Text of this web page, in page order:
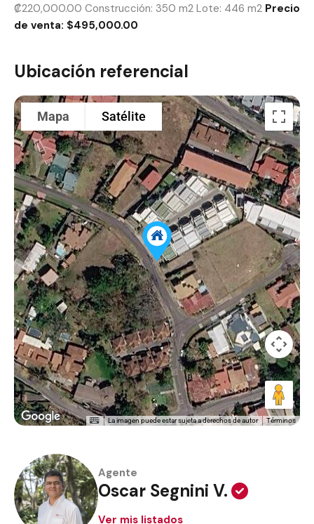
₡220,000.00 Construcción: 350 m2 Lote: 446 m2 Precio
de venta: $495,000.00
Ubicación referencial
Mapa Satélite
La imagen puede estar sujeta a derechos de autor Términos
Agente
Oscar Segnini V.
Ver mis listados